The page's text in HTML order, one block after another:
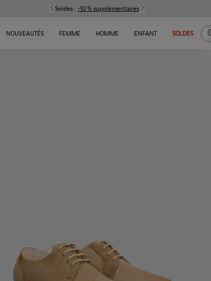
Soldes : -10 % supplémentaires
NOUVEAUTÉS FEMME HOMME ENFANT SOLDES